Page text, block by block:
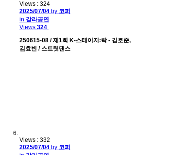
Views : 324
2025/07/04 by 코퍼
in 갈라공연
Views 324
250615-08 / 제1회 K-스테이지:락 - 김호준,
김효빈 / 스트릿댄스
Views : 332
2025/07/04 by 코퍼